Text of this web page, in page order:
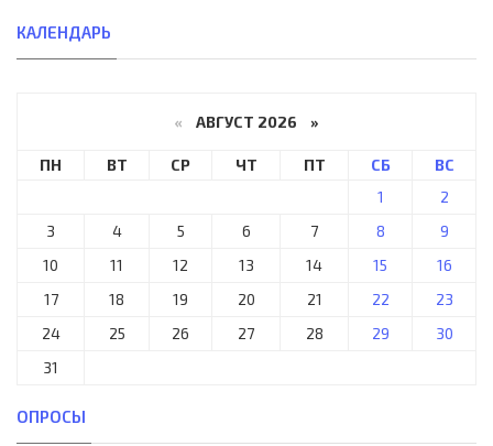
КАЛЕНДАРЬ
« АВГУСТ 2026 »
ПН ВТ СР ЧТ ПТ СБ
ВС
1
2
3
4 5 6 7 8
9
10
11 12 13 14 15
16
17
18 19 20 21 22
23
24
25 26 27 28 29
30
31
ОПРОСЫ